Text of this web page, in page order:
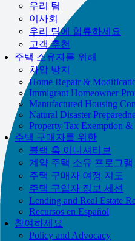
우리 팀
이사회
우리 팀에 합류하세요
고객 추천
주택 소유자를 위해
차압 방지
Home Repair &
Immigrant Homeowner
Manufactured Housing
Natural Disaster
Property Tax Exemption &
주택 구매자를 위한
블랙 홈 이니셔티브
계약 주택 소유 프로그램
주택 구매자 여정 지도
주택 구입자 정보 세션
Lending and Real Estate
Recursos en Español
참여하세요
Policy and Advocacy